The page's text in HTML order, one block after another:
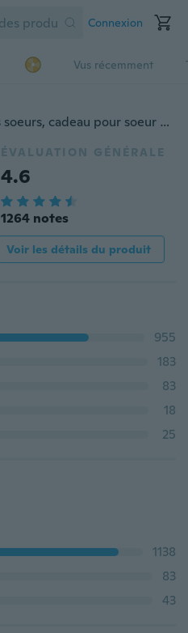
Connexion
Vus récemment
Porte-clés soeur, porte-clés soeurs, cadeau pour soeur cadeau, toujours ma soeur pour toujours mon ami, soeur porte-clés initiale personnalisé
ÉVALUATION GÉNÉRALE
4.6
1264 notes
Voir les détails du produit
955
183
83
18
25
1138
83
43